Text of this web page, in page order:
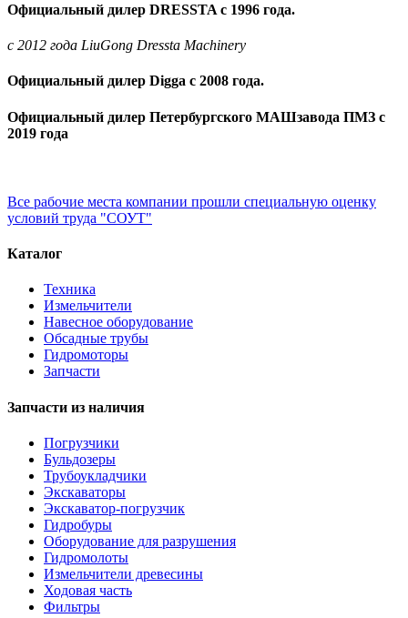
Официальный дилер DRESSTA с 1996 года.
c 2012 года LiuGong Dressta Machinery
Официальный дилер Digga с 2008 года.
Официальный дилер Петербургского МАШзавода ПМЗ с
2019 года
Все рабочие места компании прошли специальную оценку
условий труда "СОУТ"
Каталог
Техника
Измельчители
Навесное оборудование
Обсадные трубы
Гидромоторы
Запчасти
Запчасти из наличия
Погрузчики
Бульдозеры
Трубоукладчики
Экскаваторы
Экскаватор-погрузчик
Гидробуры
Оборудование для разрушения
Гидромолоты
Измельчители древесины
Ходовая часть
Фильтры